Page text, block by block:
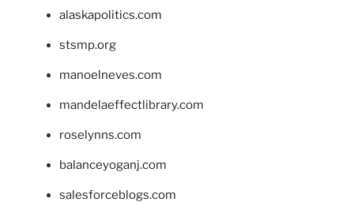
alaskapolitics.com
stsmp.org
manoelneves.com
mandelaeffectlibrary.com
roselynns.com
balanceyoganj.com
salesforceblogs.com